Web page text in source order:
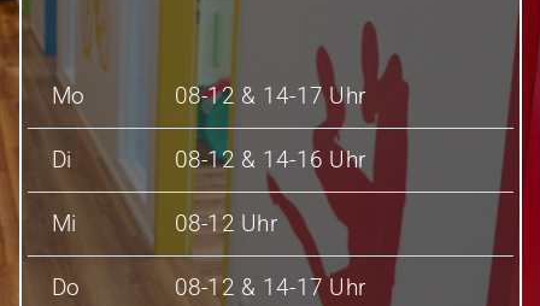
Mo 08-12 & 14-17 Uhr
Di 08-12 & 14-16 Uhr
Mi 08-12 Uhr
Do 08-12 & 14-17 Uhr